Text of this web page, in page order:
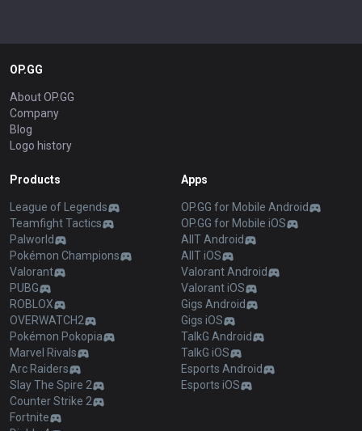
OP.GG
About OP.GG
Company
Blog
Logo history
Products
League of Legends
Teamfight Tactics
Palworld
Pokémon Champions
Valorant
PUBG
ROBLOX
OVERWATCH2
Pokémon Pokopia
Marvel Rivals
Arc Raiders
Slay The Spire 2
Counter Strike 2
Fortnite
Apps
OP.GG for Mobile Android
OP.GG for Mobile iOS
AllT Android
AllT iOS
Valorant Android
Valorant iOS
Gigs Android
Gigs iOS
TalkG Android
TalkG iOS
Esports Android
Esports iOS